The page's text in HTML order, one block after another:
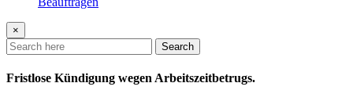
×
Search
Fristlose Kündigung wegen Arbeitszeitbetrugs.